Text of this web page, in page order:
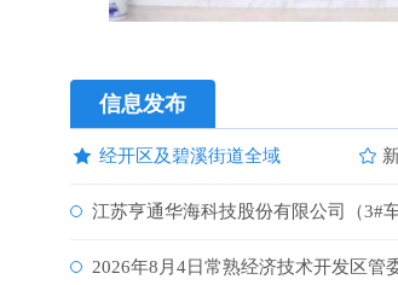
信息发布
经开区及碧溪街道全域
江苏亨通华海科技股份有限公司（3#
2026年8月4日常熟经济技术开发区